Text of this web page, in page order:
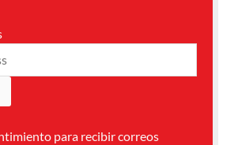
para recibir correos